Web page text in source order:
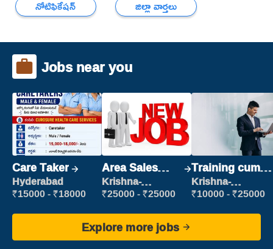
నోటిఫికేషన్ జిల్లా వార్తలు
Jobs near you
Care Taker
Hyderabad
₹15000 - ₹18000
Area Sales
Manager (Field
Sales)
Krishna-
vijayawada
₹25000 - ₹25000
Training cum
Placement
Krishna-
vijayawada
₹10000 - ₹25000
Explore more jobs